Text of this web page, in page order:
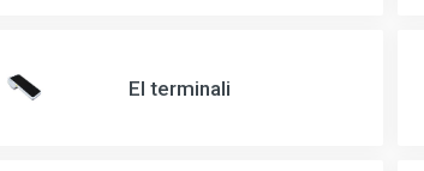
El terminali